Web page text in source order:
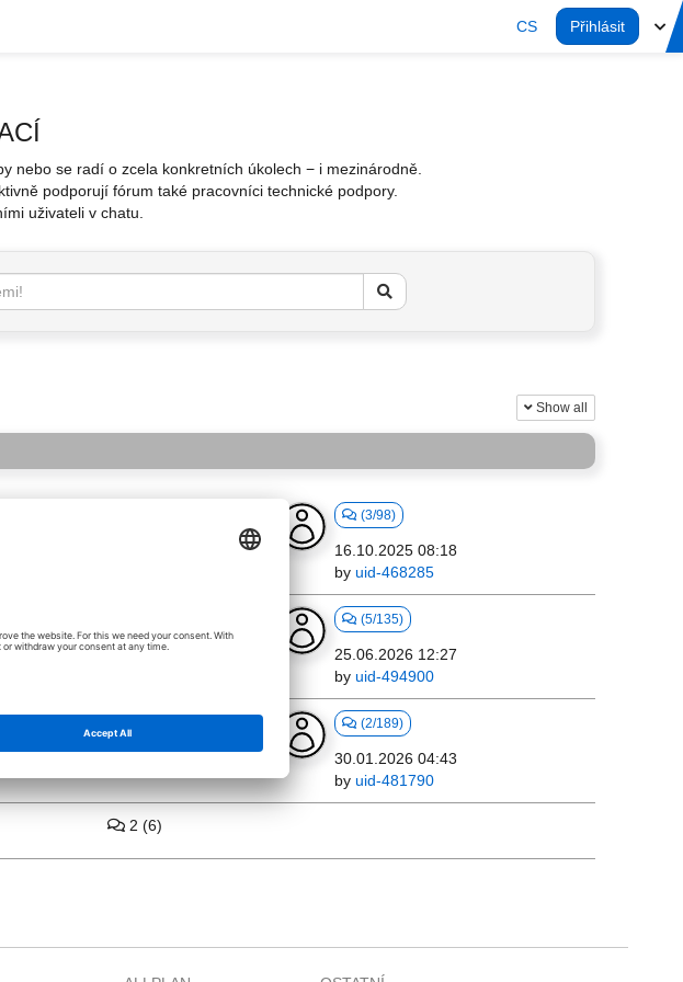
CS Přihlásit
nebo se radí o zcela konkretních úkolech − i mezinárodně.
podporují fórum také pracovníci technické podpory.
uživateli v chatu.
Show all
další...
(3/98)
16.10.2025 08:18
by uid-468285
(5/135)
25.06.2026 12:27
by uid-494900
(2/189)
30.01.2026 04:43
by uid-481790
2 (6)